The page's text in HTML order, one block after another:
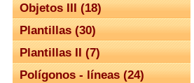
Objetos III (18)
Plantillas (30)
Plantillas II (7)
Polígonos - líneas (24)